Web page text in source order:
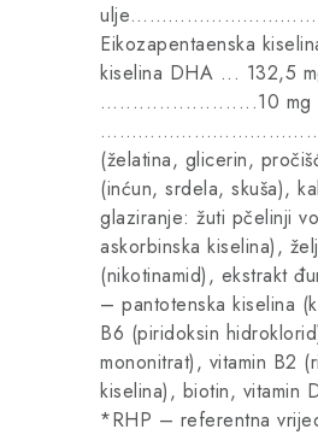
Eikozapentaenska
kiselina DHA ... 132,5
….....................10
(želatina, glicerin,
(inćun, srdela, skuša),
glaziranje: žuti pčelinji
askorbinska kiselina),
(nikotinamid), ekstrakt
– pantotenska kiselina
B6 (piridoksin
mononitrat), vitamin B2
kiselina), biotin, vitamin
*RHP – referentna